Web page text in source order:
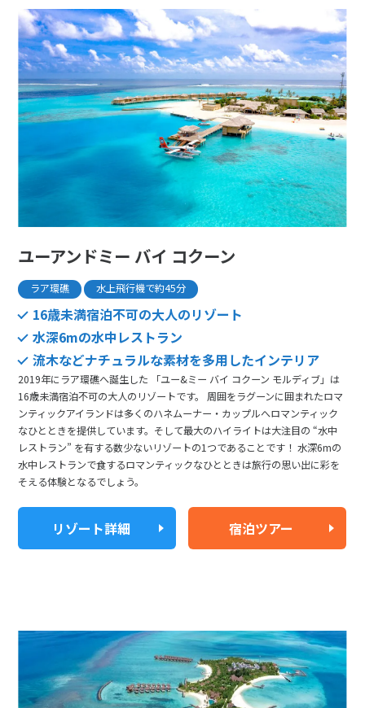
ユーアンドミー バイ コクーン
ラア環礁 水上飛行機で約45分
16歳未満宿泊不可の大人のリゾート
水深6mの水中レストラン
流木などナチュラルな素材を多用したインテリア
2019年にラア環礁へ誕生した 「ユー&ミー バイ コクーン モルディブ」は
16歳未満宿泊不可の大人のリゾートです。 周囲をラグーンに囲まれたロマ
ンティックアイランドは多くのハネムーナー・カップルへロマンティック
なひとときを提供しています。そして最大のハイライトは大注目の “水中
レストラン” を有する数少ないリゾートの1つであることです！ 水深6mの
水中レストランで食するロマンティックなひとときは旅行の思い出に彩を
そえる体験となるでしょう。
リゾート詳細 宿泊ツアー